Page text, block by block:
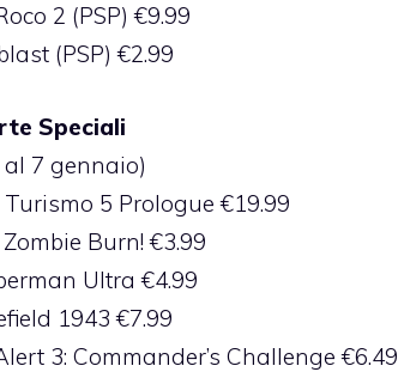
2 (PSP) €9.99
(PSP) €2.99
Speciali
al 7 gennaio)
5 Prologue €19.99
Burn! €3.99
Ultra €4.99
1943 €7.99
3: Commander’s Challenge €6.49